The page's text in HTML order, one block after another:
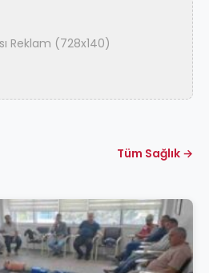
Reklam (728x140)
Tüm Sağlık →